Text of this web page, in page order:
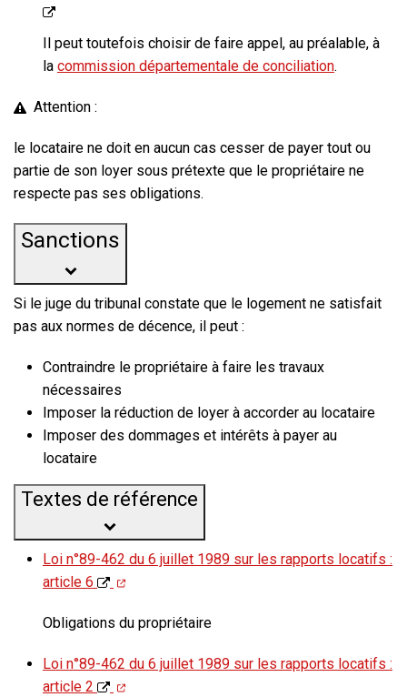
Il peut toutefois choisir de faire appel, au préalable, à
la commission départementale de conciliation.
Attention :
le locataire ne doit en aucun cas cesser de payer tout ou
partie de son loyer sous prétexte que le propriétaire ne
respecte pas ses obligations.
Sanctions
Si le juge du tribunal constate que le logement ne satisfait
pas aux normes de décence, il peut :
Contraindre le propriétaire à faire les travaux
nécessaires
Imposer la réduction de loyer à accorder au locataire
Imposer des dommages et intérêts à payer au
locataire
Textes de référence
Loi n°89-462 du 6 juillet 1989 sur les rapports locatifs :
article 6
Obligations du propriétaire
Loi n°89-462 du 6 juillet 1989 sur les rapports locatifs :
article 2